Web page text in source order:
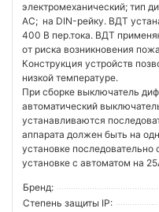
электромеханический; тип
AC; на DIN-рейку. ВДТ
400 В пер.тока. ВДТ
от риска возникновения
Конструкция устройств
низкой температуре.
При сборке выключатель
автоматический
устанавливаются
аппарата должен быть на
установке
установке с автоматом на
Бренд:
Степень защиты IP: